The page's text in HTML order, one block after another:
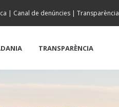
| Canal de denúncies | Transparència
TRANSPARÈNCIA